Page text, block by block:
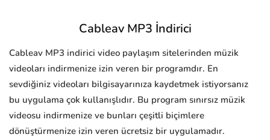
Cableav MP3 İndirici
Cableav MP3 indirici video paylaşım sitelerinden müzik
videoları indirmenize izin veren bir programdır. En
sevdiğiniz videoları bilgisayarınıza kaydetmek istiyorsanız
bu uygulama çok kullanışlıdır. Bu program sınırsız müzik
videosu indirmenize ve bunları çeşitli biçimlere
dönüştürmenize izin veren ücretsiz bir uygulamadır.